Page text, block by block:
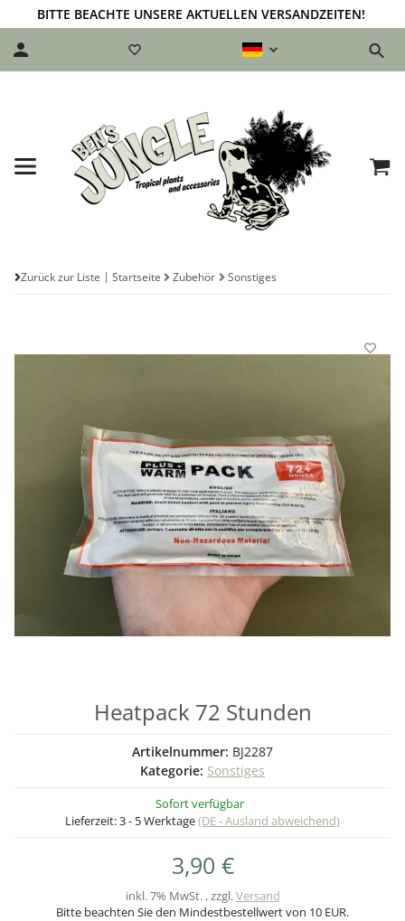
BITTE BEACHTE UNSERE AKTUELLEN VERSANDZEITEN!
Zurück zur Liste Startseite Zubehör Sonstiges
Heatpack 72 Stunden
Artikelnummer: BJ2287
Kategorie: Sonstiges
Sofort verfügbar
Lieferzeit:3 - 5 Werktage(DE - Ausland abweichend)
3,90 €
inkl. 7% MwSt. , zzgl.Versand
Bitte beachten Sie den Mindestbestellwert von 10 EUR.